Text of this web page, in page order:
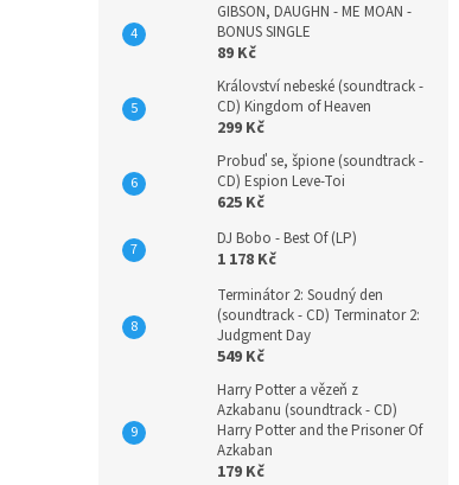
GIBSON, DAUGHN - ME MOAN -
BONUS SINGLE
89 Kč
Království nebeské (soundtrack -
CD) Kingdom of Heaven
299 Kč
Probuď se, špione (soundtrack -
CD) Espion Leve-Toi
625 Kč
DJ Bobo - Best Of (LP)
1 178 Kč
Terminátor 2: Soudný den
(soundtrack - CD) Terminator 2:
Judgment Day
549 Kč
Harry Potter a vězeň z
Azkabanu (soundtrack - CD)
Harry Potter and the Prisoner Of
Azkaban
179 Kč